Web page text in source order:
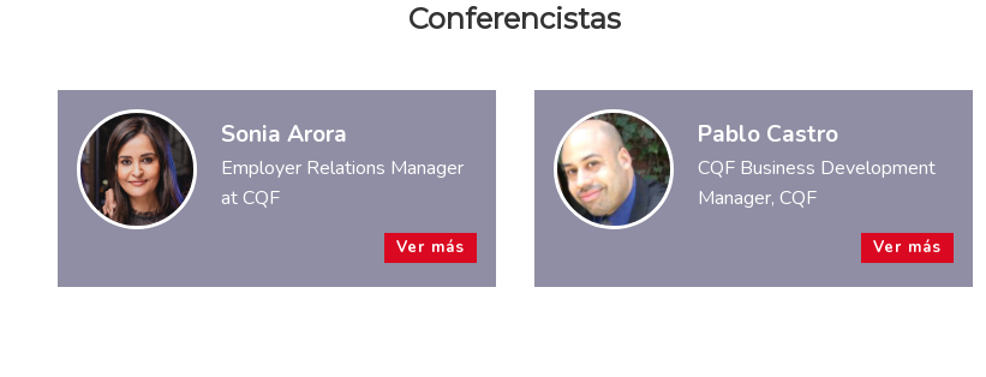
Conferencistas
Sonia Arora
Employer Relations Manager
at CQF
Ver más
Pablo Castro
CQF Business Development
Manager, CQF
Ver más